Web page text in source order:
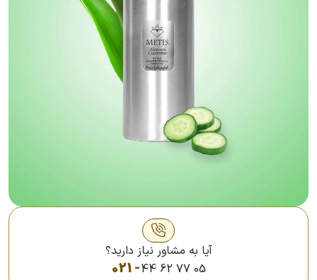
آیا به مشاور نیاز دارید؟
021 -44 62 77 05